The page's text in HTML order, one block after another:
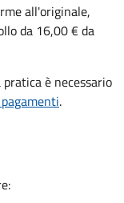
all'originale,
da 16,00 € da
è necessario
.